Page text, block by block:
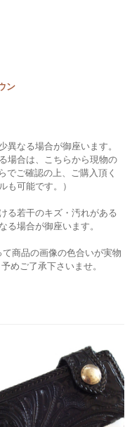
ン
異なる場合が御座います。
場合は、こちらから現物の
でご確認の上、ご購入頂く
も可能です。）
る若干のキズ・汚れがある
る場合が御座います。
商品の画像の色合いが実物
めご了承下さいませ。